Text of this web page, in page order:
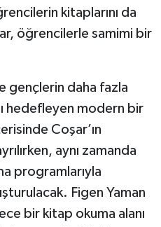
kitaplarını da
öğrencilerle samimi bir
gençlerin daha fazla
hedefleyen modern bir
Coşar’ın
aynı zamanda
programlarıyla
Figen Yaman
bir kitap okuma alanı